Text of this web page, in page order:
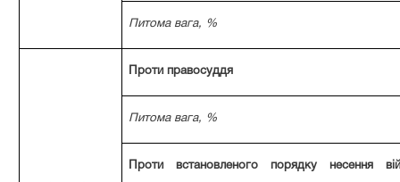
Питома вага, %
Проти правосуддя
Питома вага, %
Проти встановленого порядку несення